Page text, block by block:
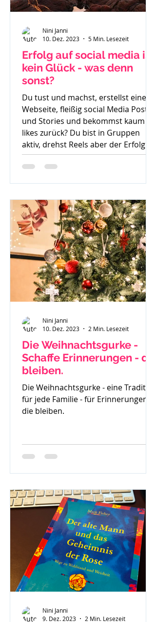
Erfolg auf social media ist
kein Glück - was denn
sonst?
Du tust und machst, erstellst eine
Webseite, fleißig social Media Posts
und Stories und bekommst kaum
likes zurück? Du bist in Gruppen
aktiv, drehst Reels aber der Erfolg
bleibt aus. So langsam weißt du
nicht mehr weiter. Was denn noch
besonders überzeugt von einem
geschriebenen Beitrag bist - läuft
dieser gar nicht. Du weißt in dir drin
- ich kann richtig was, ich habe eine
Botschaft aber scheinbar hört sie
Niemand oder
Nini Janni
10. Dez. 2023
5 Min. Lesezeit
Die Weihnachtsgurke -
Schaffe Erinnerungen - die
bleiben.
Die Weihnachtsgurke - eine Tradition
für jede Familie - für Erinnerungen
die bleiben.
Nini Janni
10. Dez. 2023
2 Min. Lesezeit
Nini Janni
9. Dez. 2023
2 Min. Lesezeit